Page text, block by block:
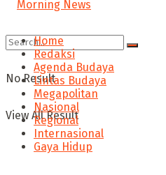
No Result
View All Result
Home
Redaksi
Agenda Budaya
Lintas Budaya
Megapolitan
Nasional
Regional
Internasional
Gaya Hidup